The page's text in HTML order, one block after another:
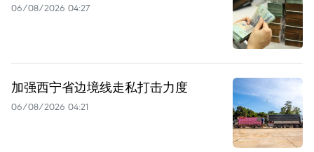
06/08/2026 04:27
加强西宁省边境线走私打击力度
06/08/2026 04:21